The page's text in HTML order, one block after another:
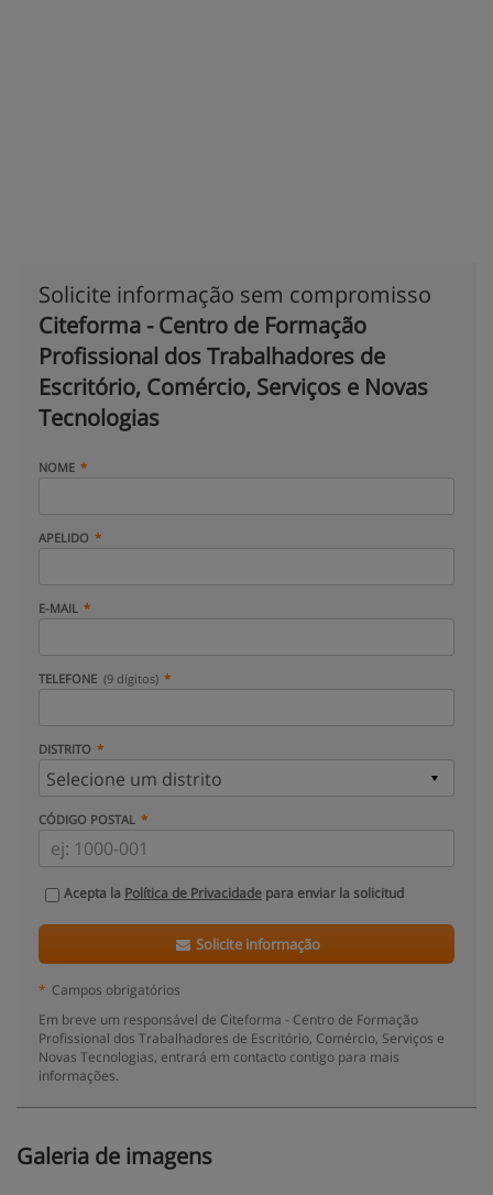
Solicite informação sem compromisso
Citeforma - Centro de Formação
Profissional dos Trabalhadores de
Escritório, Comércio, Serviços e Novas
Tecnologias
NOME
APELIDO
E-MAIL
TELEFONE (9 dígitos)
DISTRITO
CÓDIGO POSTAL
Acepta la Política de Privacidade para enviar la solicitud
Solicite informação
* Campos obrigatórios
Em breve um responsável de Citeforma - Centro de Formação
Profissional dos Trabalhadores de Escritório, Comércio, Serviços e
Novas Tecnologias, entrará em contacto contigo para mais
informações.
Galeria de imagens